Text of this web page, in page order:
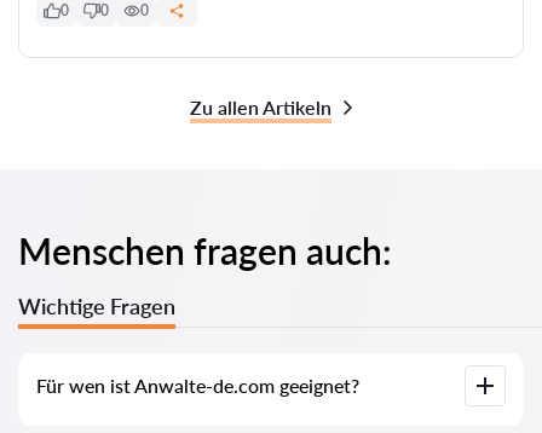
0 0 0
Zu allen Artikeln
Menschen fragen auch:
Wichtige Fragen
Für wen ist Anwalte-de.com geeignet?